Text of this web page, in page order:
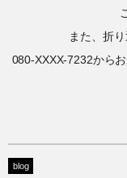
また、折
080-XXXX-7232から
blog